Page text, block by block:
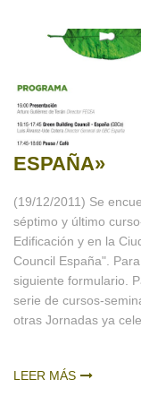
ESPAÑA»
(19/12/2011) Se
séptimo y último
Edificación y en la
Council España".
siguiente formulario.
serie de cursos-
otras Jornadas ya
LEER MÁS